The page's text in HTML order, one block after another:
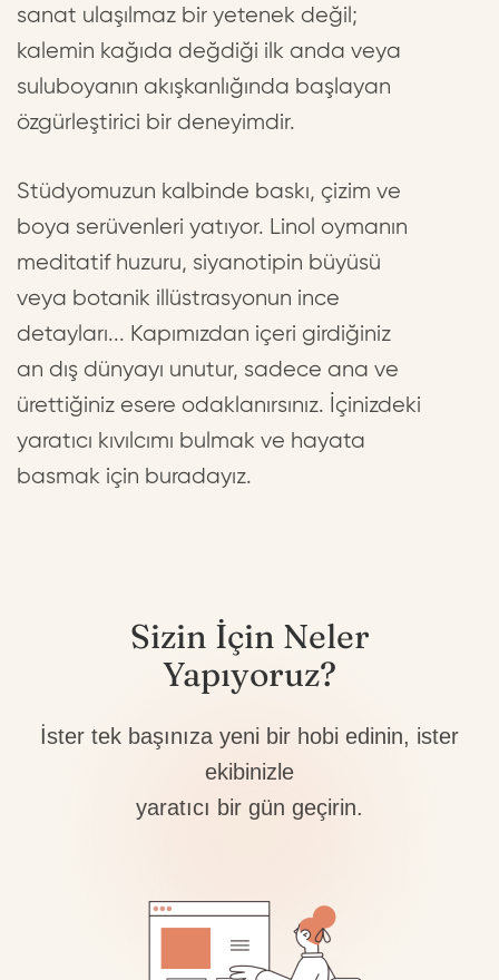
sanat ulaşılmaz bir yetenek değil;
kalemin kağıda değdiği ilk anda veya
suluboyanın akışkanlığında başlayan
özgürleştirici bir deneyimdir.
Stüdyomuzun kalbinde baskı, çizim ve
boya serüvenleri yatıyor. Linol oymanın
meditatif huzuru, siyanotipin büyüsü
veya botanik illüstrasyonun ince
detayları... Kapımızdan içeri girdiğiniz
an dış dünyayı unutur, sadece ana ve
ürettiğiniz esere odaklanırsınız. İçinizdeki
yaratıcı kıvılcımı bulmak ve hayata
basmak için buradayız.
Sizin İçin Neler
Yapıyoruz?
İster tek başınıza yeni bir hobi edinin, ister
ekibinizle
yaratıcı bir gün geçirin.